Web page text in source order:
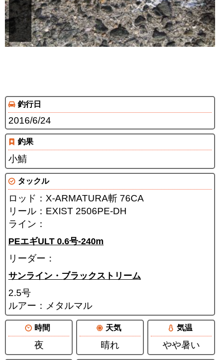
釣行日
2016/6/24
釣果
小鯖
タックル
ロッド：X-ARMATURA斬 76CA
リール：EXIST 2506PE-DH
ライン：
PEエギULT 0.6号-240m
リーダー：
サンライン・ブラックストリーム
2.5号
ルアー：メタルマル
時間
夜
天気
晴れ
気温
やや暑い